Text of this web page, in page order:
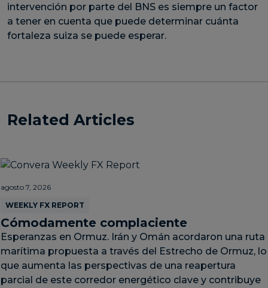
intervención por parte del BNS es siempre un factor
a tener en cuenta que puede determinar cuánta
fortaleza suiza se puede esperar.
Related Articles
agosto 7, 2026
WEEKLY FX REPORT
Cómodamente complaciente
Esperanzas en Ormuz. Irán y Omán acordaron una ruta
marítima propuesta a través del Estrecho de Ormuz, lo
que aumenta las perspectivas de una reapertura
parcial de este corredor energético clave y contribuye